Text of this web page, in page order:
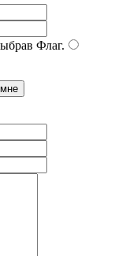
Флаг.